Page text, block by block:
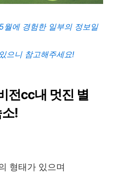
에 경험한 일부의 정보일
으니 참고해주세요!
전cc내 멋진 별
!
형태가 있으며